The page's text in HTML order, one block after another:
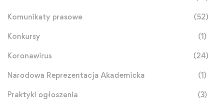
Komunikaty prasowe (52)
Konkursy (1)
Koronawirus (24)
Narodowa Reprezentacja Akademicka (1)
Praktyki ogłoszenia (3)